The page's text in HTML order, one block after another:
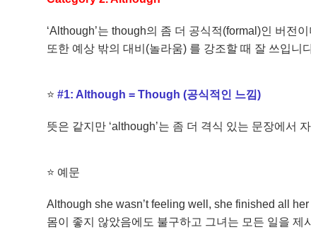
‘Although’는 though의 좀 더 공식적(formal)인 버전
또한 예상 밖의 대비(놀라움) 를 강조할 때 잘 쓰입니
⭐#1: Although = Though (공식적인 느낌)
뜻은 같지만 ‘although’는 좀 더 격식 있는 문장에서
⭐ 예문
Although she wasn’t feeling well, she finished all
몸이 좋지 않았음에도 불구하고 그녀는 모든 일을 제